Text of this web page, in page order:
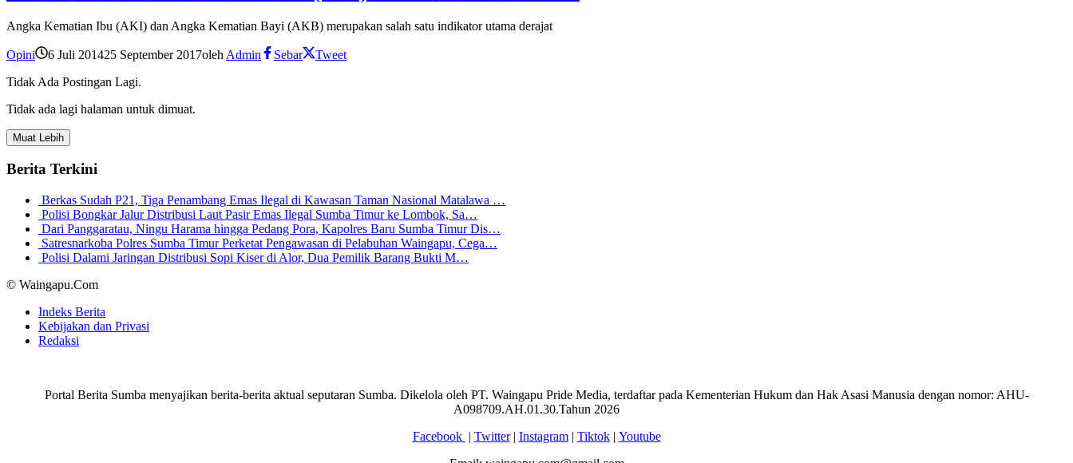
Angka Kematian Ibu (AKI) dan Angka Kematian Bayi (AKB) merupakan salah satu indikator utama derajat
Opini 6 Juli 201425 September 2017oleh Admin Sebar
Tweet
Tidak Ada Postingan Lagi.
Tidak ada lagi halaman untuk dimuat.
Muat Lebih
Berita Terkini
Berkas Sudah P21, Tiga Penambang Emas Ilegal di Kawasan Taman Nasional Matalawa …
Polisi Bongkar Jalur Distribusi Laut Pasir Emas Ilegal Sumba Timur ke Lombok, Sa…
Dari Panggaratau, Ningu Harama hingga Pedang Pora, Kapolres Baru Sumba Timur Dis…
Satresnarkoba Polres Sumba Timur Perketat Pengawasan di Pelabuhan Waingapu, Cega…
Polisi Dalami Jaringan Distribusi Sopi Kiser di Alor, Dua Pemilik Barang Bukti M…
© Waingapu.Com
Indeks Berita
Kebijakan dan Privasi
Redaksi
Portal Berita Sumba menyajikan berita-berita aktual seputaran Sumba. Dikelola oleh PT. Waingapu Pride Media, terdaftar pada Kementerian Hukum dan Hak Asasi Manusia dengan nomor: AHU-
A098709.AH.01.30.Tahun 2026
Facebook | Twitter| Instagram| Tiktok| Youtube